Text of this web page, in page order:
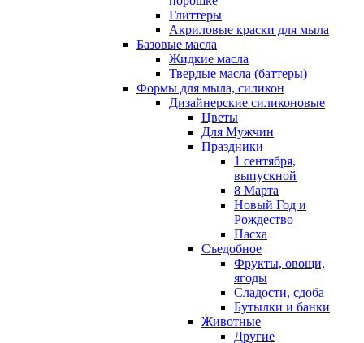
Глиттеры
Акриловые краски для мыла
Базовые масла
Жидкие масла
Твердые масла (баттеры)
Формы для мыла, силикон
Дизайнерские силиконовые
Цветы
Для Мужчин
Праздники
1 сентября,
выпускной
8 Марта
Новый Год и
Рождество
Пасха
Съедобное
Фрукты, овощи,
ягоды
Сладости, сдоба
Бутылки и банки
Животные
Другие